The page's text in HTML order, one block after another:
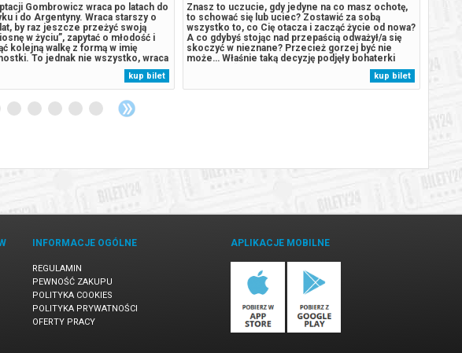
Gombrowicz wraca po latach do
i do Argentyny. Wraca starszy o
by raz jeszcze przeżyć swoją
w życiu”, zapytać o młodość i
kolejną walkę z formą w imię
To jednak nie wszystko, wraca
odpowiedzieć na pytanie o swój
Polski i Polaków, by rozliczyć
z postawy,...
kup bilet
Znasz to uczucie, gdy jedyne na co masz ochotę,
to schować się lub uciec? Zostawić za sobą
wszystko to, co Cię otacza i zacząć życie od nowa?
A co gdybyś stojąc nad przepaścią odważył/a się
skoczyć w nieznane? Przecież gorzej być nie
może… Właśnie taką decyzję podjęły bohaterki
spektaklu “Uciekinierki”, jakie konsekwencje
poniosą? Margot (Marta Ledwoń) – matka i żona,
niezauważana przez rodzinę, zmęczona...
kup bilet
INFORMACJE OGÓLNE
REGULAMIN
PEWNOŚĆ ZAKUPU
POLITYKA COOKIES
POLITYKA PRYWATNOŚCI
OFERTY PRACY
APLIKACJE MOBILNE